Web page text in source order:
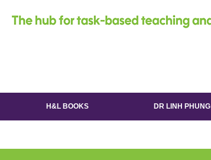
H&L BOOKS DR LINH PHUNG